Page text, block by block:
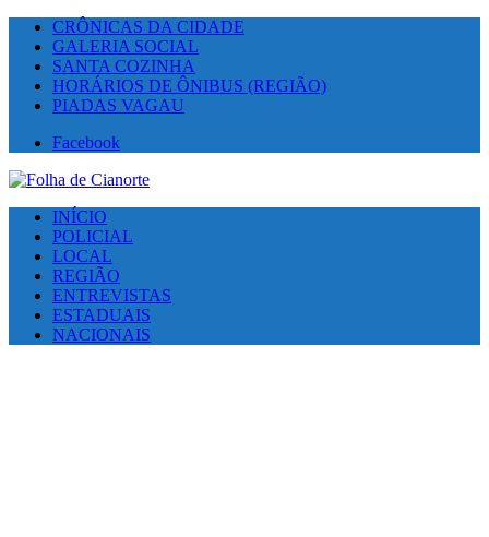
CRÔNICAS DA CIDADE
GALERIA SOCIAL
SANTA COZINHA
HORÁRIOS DE ÔNIBUS (REGIÃO)
PIADAS VAGAU
Facebook
INÍCIO
POLICIAL
LOCAL
REGIÃO
ENTREVISTAS
ESTADUAIS
NACIONAIS